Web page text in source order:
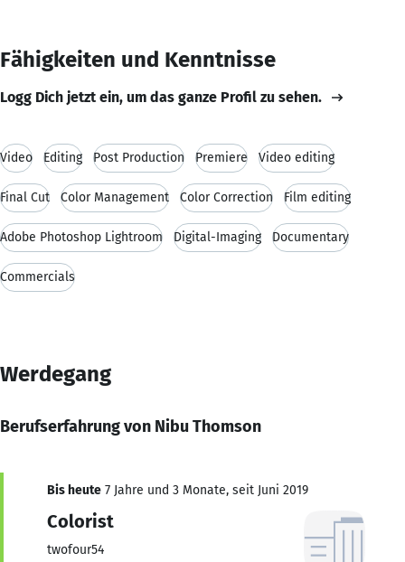
Fähigkeiten und Kenntnisse
Logg Dich jetzt ein, um das ganze Profil zu sehen.
Video Editing Post Production Premiere Video editing
Final Cut Color Management Color Correction Film editing
Adobe Photoshop Lightroom Digital-Imaging Documentary
Commercials
Werdegang
Berufserfahrung von Nibu Thomson
Bis heute 7 Jahre und 3 Monate, seit Juni 2019
Colorist
twofour54